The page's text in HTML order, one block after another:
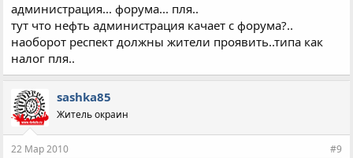
администрация... форума... пля..
тут что нефть администрация качает с форума?..
наоборот респект должны жители проявить..типа как
налог пля..
sashka85
Житель окраин
22 Мар 2010 #9